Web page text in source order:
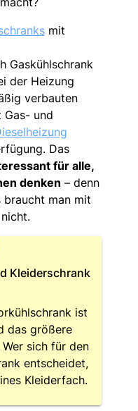
mit
Gaskühlschrank
der Heizung
verbauten
Gas- und
Das
für alle,
denken – denn
braucht man mit
Kleiderschrank
ist
das größere
sich für den
entscheidet,
Kleiderfach.